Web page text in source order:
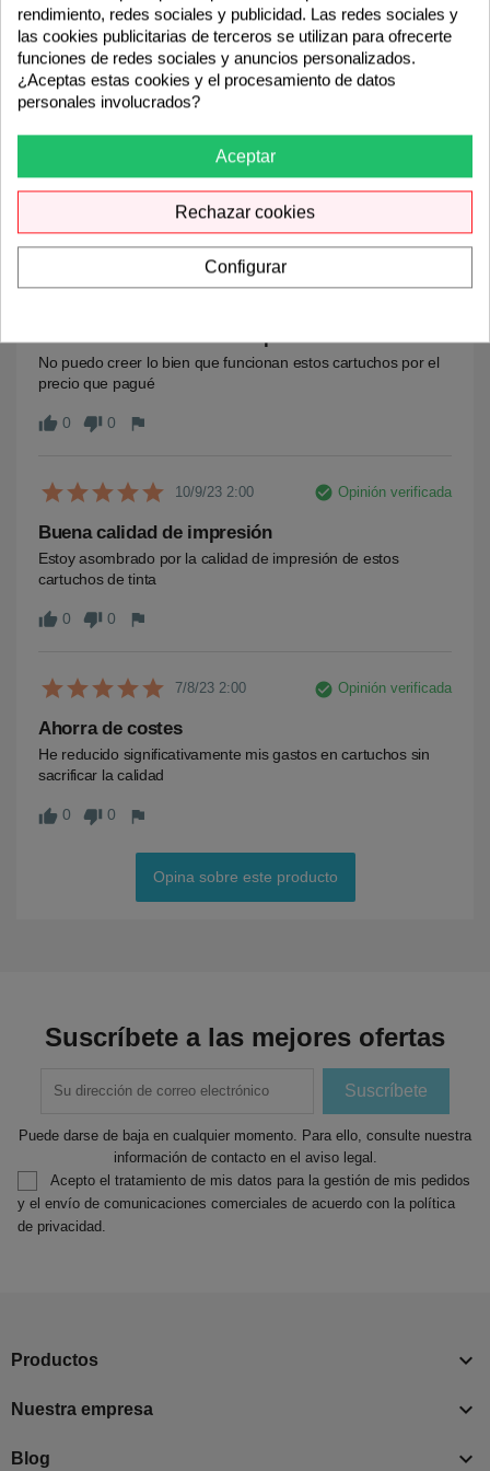
Detalles del producto keyboard_arrow_down
5.0
3 Comentarios
No puedo creer lo bien que funcionan estos cartuchos por el
precio que pagué
thumb_up 0 thumb_down 0 flag
10/9/23 2:00 check_circle Opinión verificada
Buena calidad de impresión
Estoy asombrado por la calidad de impresión de estos
cartuchos de tinta
thumb_up 0 thumb_down 0 flag
7/8/23 2:00 check_circle Opinión verificada
Ahorra de costes
He reducido significativamente mis gastos en cartuchos sin
sacrificar la calidad
thumb_up 0 thumb_down 0 flag
Opina sobre este producto
Suscríbete a las mejores ofertas
Puede darse de baja en cualquier momento. Para ello, consulte nuestra
información de contacto en el aviso legal.
Acepto el tratamiento de mis datos para la gestión de mis pedidos
y el envío de comunicaciones comerciales de acuerdo con la política
de privacidad.
Productos 
Nuestra empresa 
Blog 
rendimiento, redes sociales y publicidad. Las redes sociales y
las cookies publicitarias de terceros se utilizan para ofrecerte
funciones de redes sociales y anuncios personalizados.
¿Aceptas estas cookies y el procesamiento de datos
personales involucrados?
Aceptar
Rechazar cookies
Configurar